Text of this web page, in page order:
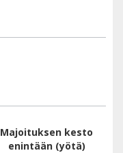
Majoituksen kesto
enintään (yötä)